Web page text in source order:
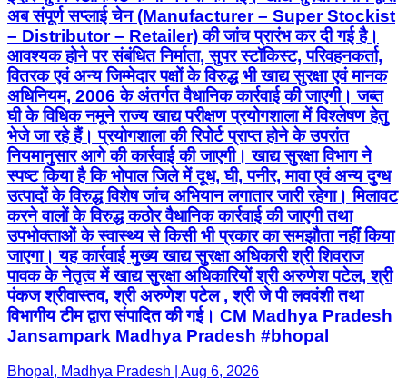
अब संपूर्ण सप्लाई चेन (Manufacturer – Super Stockist
– Distributor – Retailer) की जांच प्रारंभ कर दी गई है।
आवश्यक होने पर संबंधित निर्माता, सुपर स्टॉकिस्ट, परिवहनकर्ता,
वितरक एवं अन्य जिम्मेदार पक्षों के विरुद्ध भी खाद्य सुरक्षा एवं मानक
अधिनियम, 2006 के अंतर्गत वैधानिक कार्रवाई की जाएगी। जब्त
घी के विधिक नमूने राज्य खाद्य परीक्षण प्रयोगशाला में विश्लेषण हेतु
भेजे जा रहे हैं। प्रयोगशाला की रिपोर्ट प्राप्त होने के उपरांत
नियमानुसार आगे की कार्रवाई की जाएगी। खाद्य सुरक्षा विभाग ने
स्पष्ट किया है कि भोपाल जिले में दूध, घी, पनीर, मावा एवं अन्य दुग्ध
उत्पादों के विरुद्ध विशेष जांच अभियान लगातार जारी रहेगा। मिलावट
करने वालों के विरुद्ध कठोर वैधानिक कार्रवाई की जाएगी तथा
उपभोक्ताओं के स्वास्थ्य से किसी भी प्रकार का समझौता नहीं किया
जाएगा। यह कार्रवाई मुख्य खाद्य सुरक्षा अधिकारी श्री शिवराज
पावक के नेतृत्व में खाद्य सुरक्षा अधिकारियों श्री अरुणेश पटेल, श्री
पंकज श्रीवास्तव, श्री अरुणेश पटेल , श्री जे पी लववंशी तथा
विभागीय टीम द्वारा संपादित की गई। CM Madhya Pradesh
Jansampark Madhya Pradesh #bhopal
Bhopal, Madhya Pradesh | Aug 6, 2026